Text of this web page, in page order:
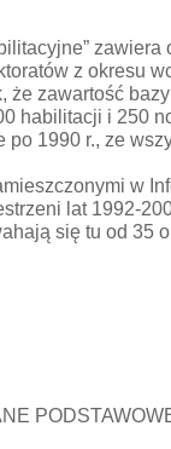
z okresu
zawartość
habilitacji i 250
1990 r., ze
w
lat 1992-
się tu od 35